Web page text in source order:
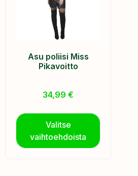
Asu poliisi Miss
Pikavoitto
34,99 €
Valitse
vaihtoehdoista